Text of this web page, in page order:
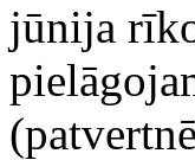
jūnija